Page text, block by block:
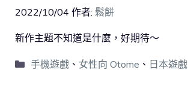
2022/10/04 作者: 鬆餅
新作主題不知道是什麼，好期待～
手機遊戲、 女性向 Otome 、 日本遊戲